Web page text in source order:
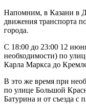
Напомним, в Казани в
движения транспорта
города.
С 18:00 до 23:00 12
необходимости) по
Карла Маркса до
В это же время при
по улице Большой
Батурина и от съезда с